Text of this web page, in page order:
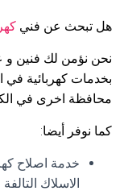
هل تبحث عن فني
نحن نؤمن لك فنين و
بخدمات كهربائية في
محافظة اخرى في
كما نوفر أيضا:
خدمة اصلاح
الاسلاك